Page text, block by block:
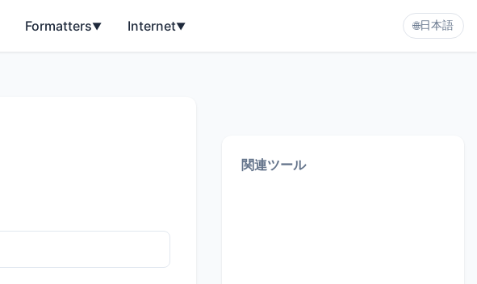
Formatters▼ Internet▼ 🌐日本語
関連ツール